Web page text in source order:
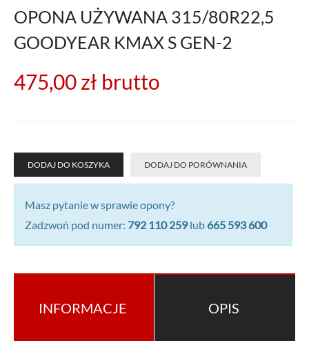
OPONA UŻYWANA 315/80R22,5
GOODYEAR KMAX S GEN-2
475,00 zł brutto
DODAJ DO KOSZYKA DODAJ DO PORÓWNANIA
Masz pytanie w sprawie opony?
Zadzwoń pod numer: 792 110 259lub 665 593 600
INFORMACJE OPIS